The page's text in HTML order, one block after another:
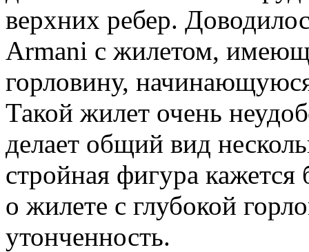
верхних ребер.
Armani с жилетом,
горловину,
Такой жилет очень
делает общий вид
стройная фигура
о жилете с глубокой
утонченность.